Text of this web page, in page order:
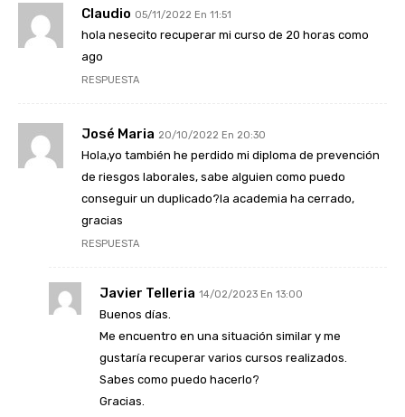
Claudio 05/11/2022 En 11:51
hola nesecito recuperar mi curso de 20 horas como
ago
RESPUESTA
José Maria 20/10/2022 En 20:30
Hola,yo también he perdido mi diploma de prevención
de riesgos laborales, sabe alguien como puedo
conseguir un duplicado?la academia ha cerrado,
gracias
RESPUESTA
Javier Telleria 14/02/2023 En 13:00
Buenos días.
Me encuentro en una situación similar y me
gustaría recuperar varios cursos realizados.
Sabes como puedo hacerlo?
Gracias.